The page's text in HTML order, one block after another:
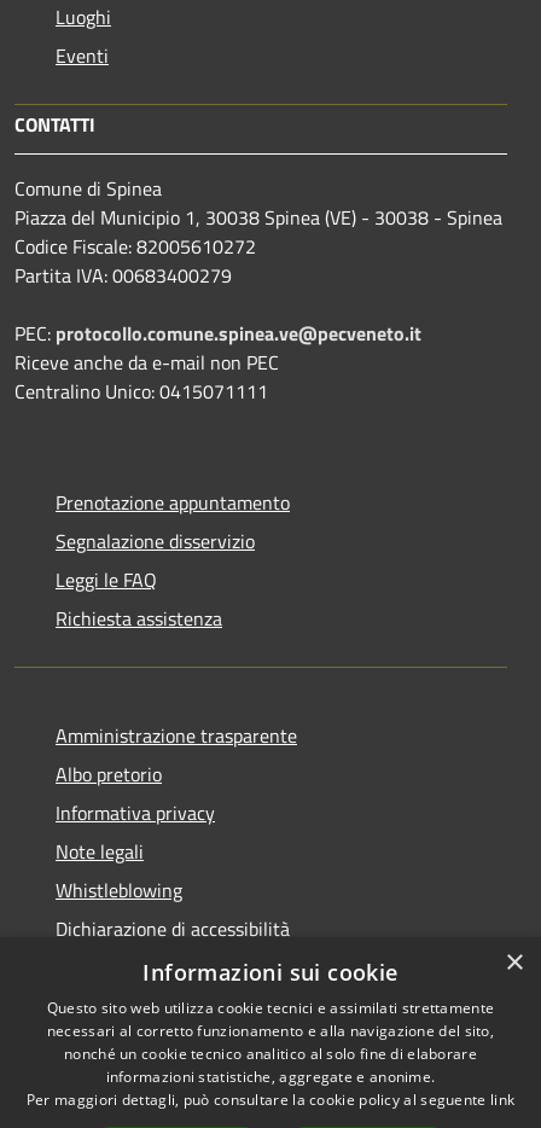
Luoghi
Eventi
CONTATTI
Comune di Spinea
Piazza del Municipio 1, 30038 Spinea (VE) - 30038 - Spinea
Codice Fiscale: 82005610272
Partita IVA: 00683400279
PEC: protocollo.comune.spinea.ve@pecveneto.it
Riceve anche da e-mail non PEC
Centralino Unico: 0415071111
Prenotazione appuntamento
Segnalazione disservizio
Leggi le FAQ
Richiesta assistenza
Amministrazione trasparente
Albo pretorio
Informativa privacy
Note legali
Whistleblowing
Dichiarazione di accessibilità
Obiettivi di accessibilità
RSS
Accessibilità
Copyright © 2026 • Comune di
×
Informazioni sui cookie
Questo sito web utilizza cookie tecnici e assimilati strettamente
necessari al corretto funzionamento e alla navigazione del sito,
nonché un cookie tecnico analitico al solo fine di elaborare
informazioni statistiche, aggregate e anonime.
Per maggiori dettagli, può consultare la cookie policy al seguente link